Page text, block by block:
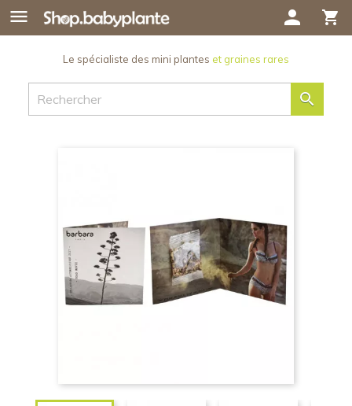
 shopping_cart
person
Le spécialiste des mini plantes et graines rares
